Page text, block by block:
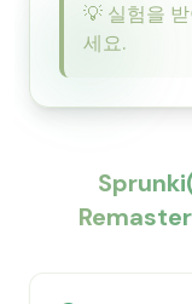
💡 실험을
세요.